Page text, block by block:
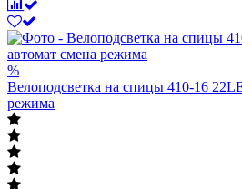
%
Велоподсветка на спицы 410-16
режима